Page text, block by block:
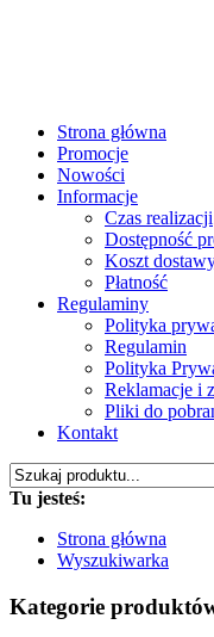
Strona główna
Promocje
Nowości
Informacje
Czas realizacji
Dostępność
Koszt
Płatność
Regulaminy
Polityka
Regulamin
Polityka
Reklamacje i
Pliki do
Kontakt
Tu jesteś:
Strona główna
Wyszukiwarka
Kategorie